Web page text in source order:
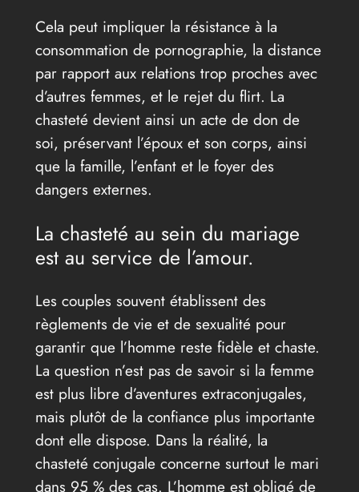
Cela peut impliquer la résistance à la
consommation de pornographie, la distance
par rapport aux relations trop proches avec
d’autres femmes, et le rejet du flirt. La
chasteté devient ainsi un acte de don de
soi, préservant l’époux et son corps, ainsi
que la famille, l’enfant et le foyer des
dangers externes.
La chasteté au sein du mariage
est au service de l’amour.
Les couples souvent établissent des
règlements de vie et de sexualité pour
garantir que l’homme reste fidèle et chaste.
La question n’est pas de savoir si la femme
est plus libre d’aventures extraconjugales,
mais plutôt de la confiance plus importante
dont elle dispose. Dans la réalité, la
chasteté conjugale concerne surtout le mari
dans 95 % des cas. L’homme est obligé de